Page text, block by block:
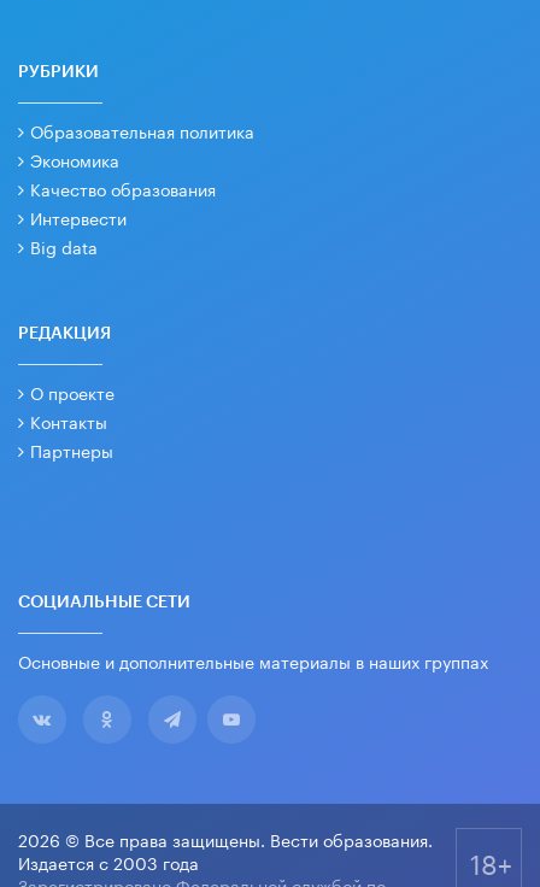
РУБРИКИ
Образовательная политика
Экономика
Качество образования
Интервести
Big data
РЕДАКЦИЯ
О проекте
Контакты
Партнеры
СОЦИАЛЬНЫЕ СЕТИ
Основные и дополнительные материалы в наших группах
2026 © Все права защищены. Вести образования.
Издается с 2003 года
18+